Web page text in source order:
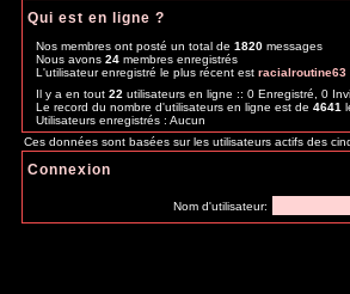
Qui est en ligne ?
Nos membres ont posté un total de 1820 messages
Nous avons 24 membres enregistrés
L'utilisateur enregistré le plus récent est racialroutine63
Il y a en tout 22 utilisateurs en ligne :: 0 Enregistré, 0
Le record du nombre d'utilisateurs en ligne est de 4641
Utilisateurs enregistrés : Aucun
Ces données sont basées sur les utilisateurs actifs des
Connexion
Nom d'utilisateur: